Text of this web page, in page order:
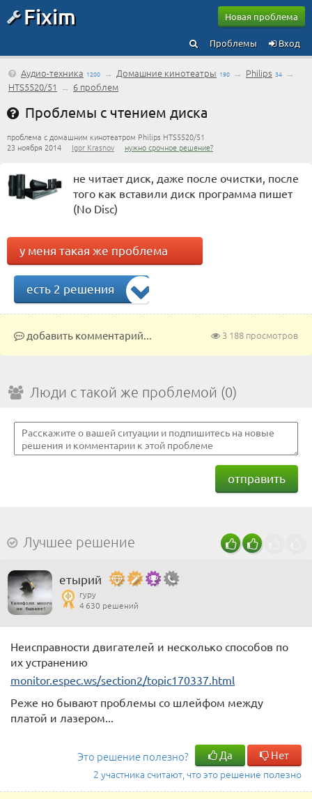
Fixim Новая проблема
Вход
Проблемы
Аудио-техника 1200 → Домашние кинотеатры 190 → Philips 34 →
HTS5520/51 → 6 проблем
Проблемы с чтением диска
проблема с домашним кинотеатром Philips HTS5520/51
23 ноября 2014 Igor Krasnov нужно срочное решение?
не читает диск, даже после очистки, после
того как вставили диск программа пишет
(No Disc)
у меня такая же проблема
есть 2 решения
3 188 просмотров
добавить комментарий...
Люди с такой же проблемой (0)
отправить
Лучшее решение
етырий
гуру
4 630 решений
Неисправности двигателей и несколько способов по
их устранению
monitor.espec.ws/section2/topic170337.html
Реже но бывают проблемы со шлейфом между
платой и лазером...
Это решение полезно? Да Нет
2 участника считают, что это решение полезно